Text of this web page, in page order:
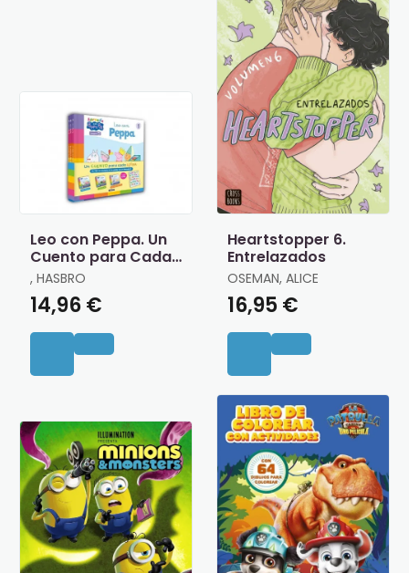
Leo con Peppa. Un
Cuento para Cada
Letra
, HASBRO
14,96 €
Heartstopper 6.
Entrelazados
OSEMAN, ALICE
16,95 €